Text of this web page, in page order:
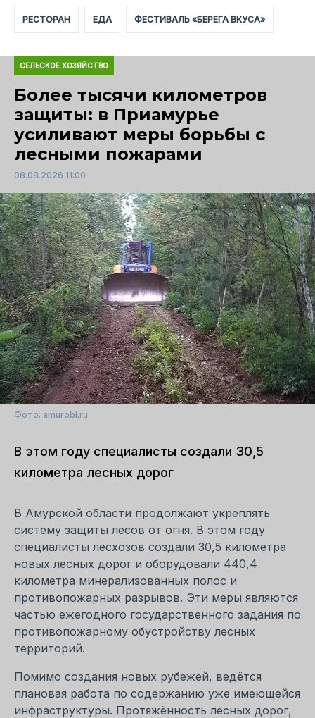
РЕСТОРАН ЕДА ФЕСТИВАЛЬ «БЕРЕГА ВКУСА»
СЕЛЬСКОЕ ХОЗЯЙСТВО
Более тысячи километров
защиты: в Приамурье
усиливают меры борьбы с
лесными пожарами
08.08.2026 11:00
Фото: amurobl.ru
В этом году специалисты создали 30,5
километра лесных дорог
В Амурской области продолжают укреплять
систему защиты лесов от огня. В этом году
специалисты лесхозов создали 30,5 километра
новых лесных дорог и оборудовали 440,4
километра минерализованных полос и
противопожарных разрывов. Эти меры являются
частью ежегодного государственного задания по
противопожарному обустройству лесных
территорий.
Помимо создания новых рубежей, ведётся
плановая работа по содержанию уже имеющейся
инфраструктуры. Протяжённость лесных дорог,